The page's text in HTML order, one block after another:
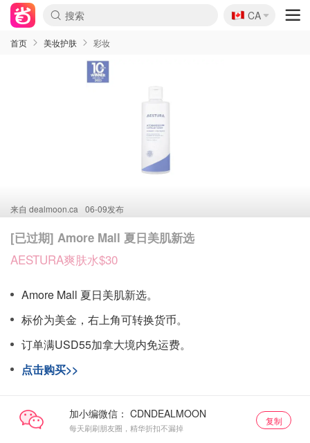
🇨🇦
CA
首页 美妆护肤 彩妆
来自 dealmoon.ca 06-09发布
[已过期] Amore Mall 夏日美肌新选
AESTURA爽肤水$30
Amore Mall 夏日美肌新选。
标价为美金，右上角可转换货币。
订单满USD55加拿大境内免运费。
点击购买>>
加小编微信：
每天刷刷朋友圈，精华折扣不漏掉
复制